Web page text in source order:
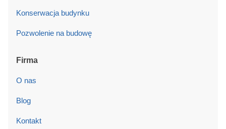
Konserwacja budynku
Pozwolenie na budowę
Firma
O nas
Blog
Kontakt